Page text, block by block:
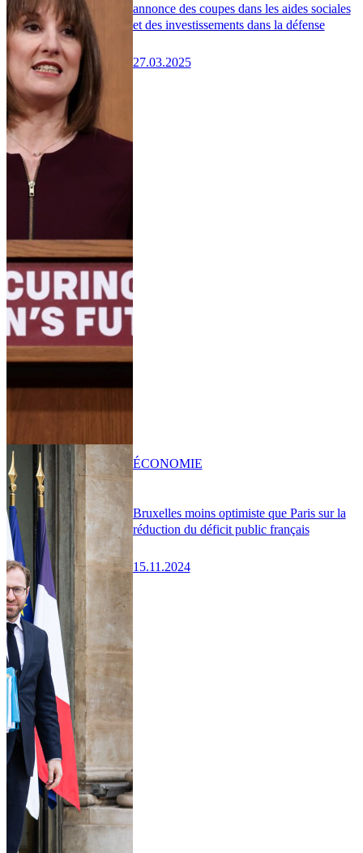
annonce des coupes dans les aides sociales
et des investissements dans la défense
27.03.2025
Bruxelles moins optimiste que Paris sur la
réduction du déficit public français
15.11.2024
ÉCONOMIE